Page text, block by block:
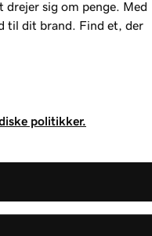
drejer sig om penge. Med
til dit brand. Find et, der
politikker.